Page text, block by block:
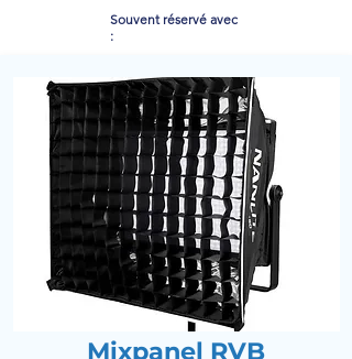
Souvent réservé avec
:
Mixpanel RVB